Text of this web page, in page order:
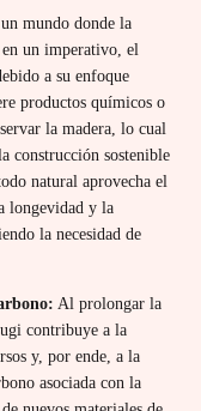
mundo donde la
un imperativo, el
a su enfoque
productos químicos o
la madera, lo cual
construcción sostenible
natural aprovecha el
longevidad y la
la necesidad de
Al prolongar la
contribuye a la
y, por ende, a la
asociada con la